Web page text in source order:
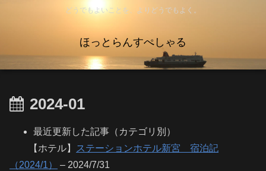
どうでもよいことを、よりどうでもよく。
ほっとらんすぺしゃる
2024-01
最近更新した記事（カテゴリ別）
【ホテル】
ステーションホテル新宮 宿泊記
（2024/1）
– 2024/7/31